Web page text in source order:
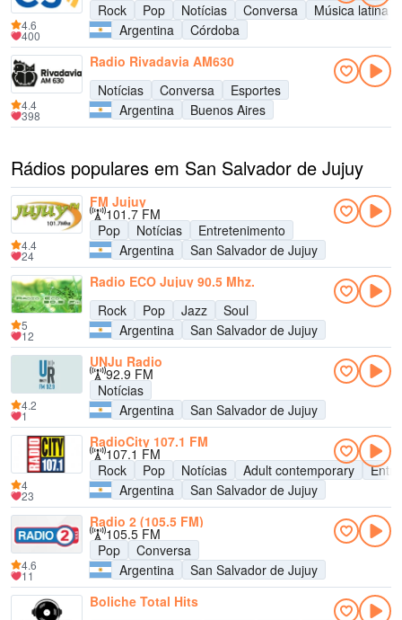
Rock
Pop Notícias Conversa
Música latina
Argentina
Córdoba
4.6
400
Radio Rivadavia AM630
Notícias
Conversa
Esportes
Argentina
Buenos Aires
4.4
398
Rádios populares em San Salvador de Jujuy
FM Jujuy
101.7 FM
Pop
Notícias
Entretenimento
Argentina
San Salvador de Jujuy
4.4
24
Radio ECO Jujuy 90.5 Mhz.
Rock
Pop Jazz
Soul
Argentina
San Salvador de Jujuy
5
12
UNJu Radio
92.9 FM
Notícias
Argentina
San Salvador de Jujuy
4.2
1
RadioCity 107.1 FM
107.1 FM
Rock
Pop Notícias Adult contemporary
Argentina
San Salvador de Jujuy
4
23
Radio 2 (105.5 FM)
105.5 FM
Pop
Conversa
Argentina
San Salvador de Jujuy
4.6
11
Boliche Total Hits